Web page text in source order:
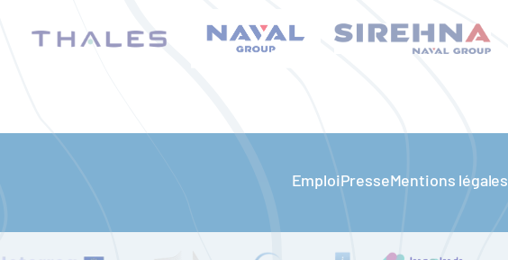
EmploiPresseMentions légales